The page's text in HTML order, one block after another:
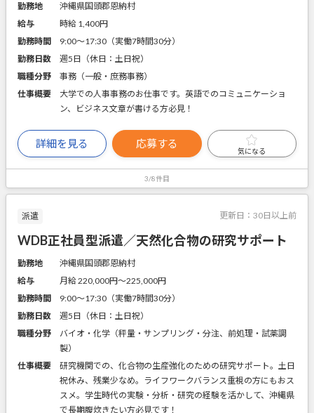
勤務地
沖縄県国頭郡恩納村
給与
時給 1,400円
勤務時間
9:00～17:30（実働7時間30分）
勤務日数
週5日（休日：土日祝）
職種分野
事務（一般・庶務事務）
仕事概要
大学での人事事務のお仕事です。英語でのコミュニケーショ
ン、ビジネス文章が書ける方必見！
詳細を見る 応募する
気になる
3/8件目
派遣 更新日： 30日以上前
WDB正社員型派遣／天然化合物の研究サポート
勤務地
沖縄県国頭郡恩納村
給与
月給 220,000円〜225,000円
勤務時間
9:00～17:30（実働7時間30分）
勤務日数
週5日（休日：土日祝）
職種分野
バイオ・化学（秤量・サンプリング・分注、前処理・試薬調
製）
仕事概要
研究機関での、化合物の生産強化のための研究サポート。土日
祝休み、残業少なめ。ライフワークバランス重視の方にもおス
スメ。学生時代の実験・分析・研究の経験を活かして、沖縄県
で長期腹炊きたい方必見です！